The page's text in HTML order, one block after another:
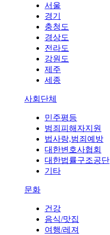
서울
경기
충청도
경상도
전라도
강원도
제주
세종
사회단체
민주평등
범죄피해자지원
법사랑,범죄예방
대한변호사협회
대한법률구조공단
기타
문화
건강
음식/맛집
여행/레져